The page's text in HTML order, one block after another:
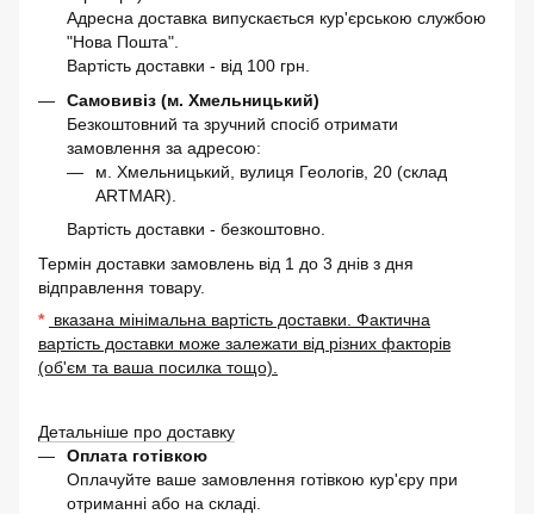
Адресна доставка випускається кур'єрською службою
"Нова Пошта".
Вартість доставки - від 100 грн.
Самовивіз (м. Хмельницький)
Безкоштовний та зручний спосіб отримати
замовлення за адресою:
м. Хмельницький, вулиця Геологів, 20 (склад
ARTMAR).
Вартість доставки - безкоштовно.
Термін доставки замовлень від 1 до 3 днів з дня
відправлення товару.
* вказана мінімальна вартість доставки. Фактична
вартість доставки може залежати від різних факторів
(об'єм та ваша посилка тощо).
Детальніше про доставку
Оплата готівкою
Оплачуйте ваше замовлення готівкою кур'єру при
отриманні або на складі.